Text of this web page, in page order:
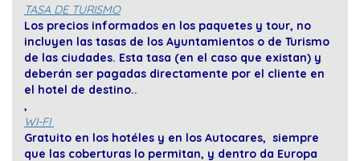
TASA DE TURISMO
Los precios informados en los paquetes y tour, no
incluyen las tasas de los Ayuntamientos o de Turismo
de las ciudades. Esta tasa (en el caso que existan) y
deberán ser pagadas directamente por el cliente en
el hotel de destino..
,
WI-FI
Gratuito en los hotéles y en los Autocares, siempre
que las coberturas lo permitan, y dentro da Europa